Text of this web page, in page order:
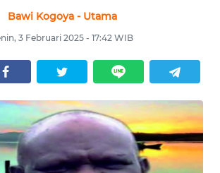
Bawi Kogoya - Utama
3 Februari 2025 - 17:42 WIB